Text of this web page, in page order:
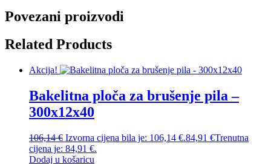
Povezani proizvodi
Related Products
Akcija!
Bakelitna ploča za brušenje pila –
300x12x40
106,14€ Izvorna cijena bila je: 106,14 €.84,91 €Trenutna
cijena je: 84,91 €.
Dodaj u košaricu